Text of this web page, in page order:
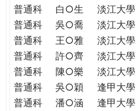
普通科
白○生 淡江大學
普通科
吳○喬 淡江大學
普通科
王○雅 淡江大學
普通科
許○齊 淡江大學
普通科
陳○樂 淡江大學
普通科
吳○穎 逢甲大學
普通科
潘○涵 逢甲大學